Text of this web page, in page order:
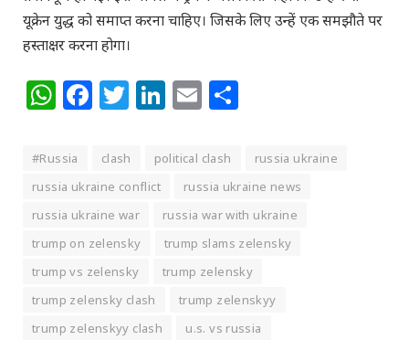
यूक्रेन युद्ध को समाप्त करना चाहिए। जिसके लिए उन्हें एक समझौते पर
हस्ताक्षर करना होगा।
WhatsApp
Facebook
Twitter
LinkedIn
Email
#Russia clash political clash
russia ukraine
russia ukraine conflict
russia ukraine news
russia ukraine war
russia war with ukraine
trump on zelensky
trump slams zelensky
trump vs zelensky
trump zelensky
trump zelensky clash
trump zelenskyy
trump zelenskyy clash
u.s. vs russia